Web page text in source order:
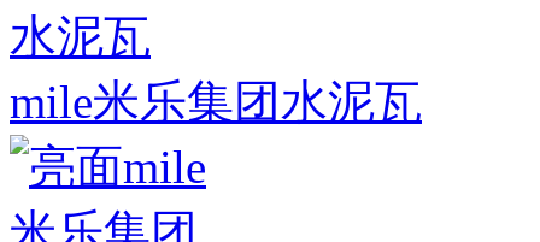
mile米乐集团水泥瓦